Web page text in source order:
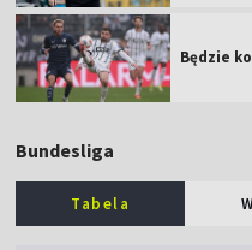
Będzie
Bundesliga
Tabela